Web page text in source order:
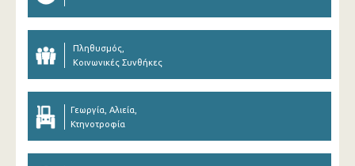
Πληθυσμός,
Κοινωνικές Συνθήκες
Γεωργία, Αλιεία,
Κτηνοτροφία